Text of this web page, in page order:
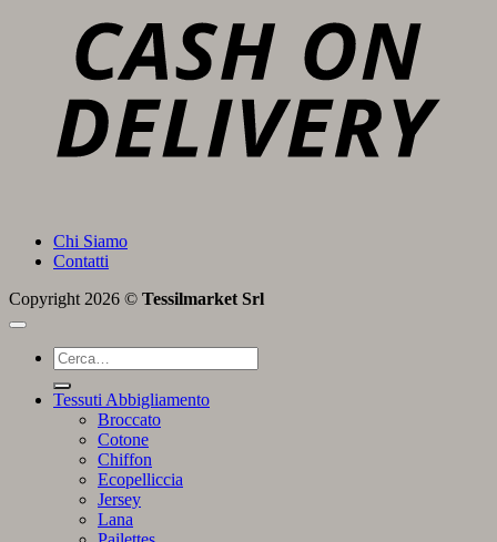
Chi Siamo
Contatti
Copyright 2026 © Tessilmarket Srl
Cerca:
Tessuti Abbigliamento
Broccato
Cotone
Chiffon
Ecopelliccia
Jersey
Lana